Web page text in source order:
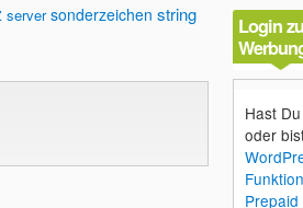
server sonderzeichen string
Login
Hast
oder